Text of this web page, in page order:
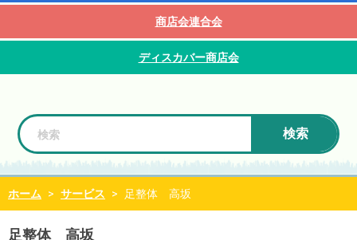
商店会連合会
ディスカバー商店会
検索
ホーム > サービス > 足整体 高坂
足整体 高坂